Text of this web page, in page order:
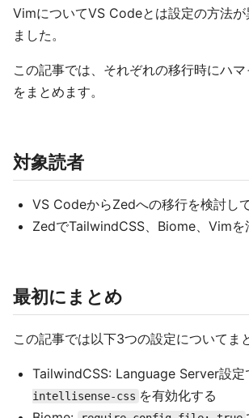
VimについてVS Codeとは設定の方法が
ました。
この記事では、それぞれの移行時にハ
をまとめます。
対象読者
VS CodeからZedへの移行を検討し
ZedでTailwindCSS、Biome、Vimを
最初にまとめ
この記事では以下3つの設定についてま
TailwindCSS: Language Server設定
intellisense-css を有効化する